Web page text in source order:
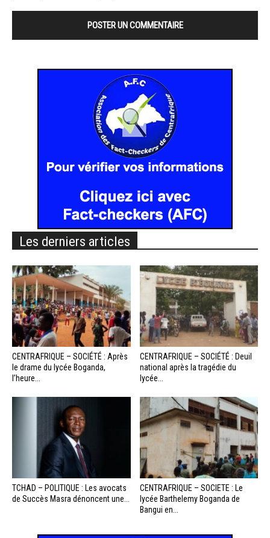
Les derniers articles
CENTRAFRIQUE – SOCIÉTÉ : Après
le drame du lycée Boganda,
l’heure...
CENTRAFRIQUE – SOCIÉTÉ : Deuil
national après la tragédie du
lycée...
TCHAD – POLITIQUE : Les avocats
de Succès Masra dénoncent une...
CENTRAFRIQUE – SOCIETE : Le
lycée Barthelemy Boganda de
Bangui en...